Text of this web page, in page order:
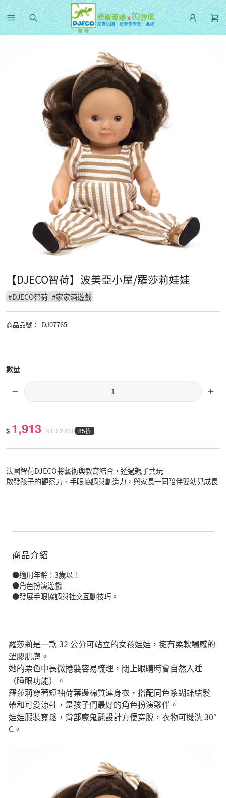
【DJECO智荷】波美亞小屋/羅莎莉娃娃
#DJECO智荷 #家家酒遊戲
商品品號 ： DJ07765
數量
$ 1,913 NTD2,250 85折
法國智荷DJECO將藝術與教育結合，透過親子共玩
啟發孩子的觀察力、手眼協調與創造力，與家長一同陪伴嬰幼兒成長
商品介紹
●適用年齡：3歲以上
●角色扮演遊戲
●發展手眼協調與社交互動技巧。
羅莎莉是一款 32 公分可站立的女孩娃娃，擁有柔軟觸感的
塑膠肌膚。
她的栗色中長微捲髮容易梳理，閉上眼睛時會自然入睡
（睡眼功能）。
羅莎莉穿著短袖荷葉邊棉質連身衣，搭配同色系蝴蝶結髮
帶和可愛涼鞋，是孩子們最好的角色扮演夥伴。
娃娃服裝寬鬆，背部魔鬼氈設計方便穿脫，衣物可機洗 30°
C。